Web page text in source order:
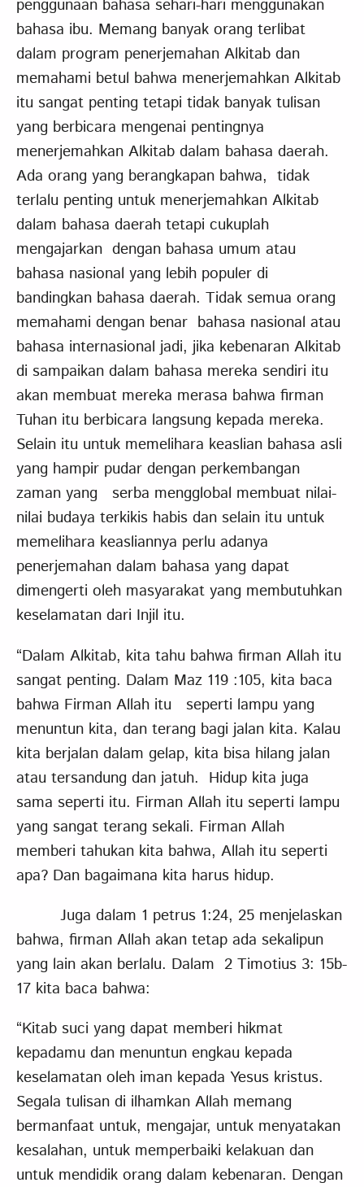
penggunaan bahasa sehari-hari menggunakan
bahasa ibu. Memang banyak orang terlibat
dalam program penerjemahan Alkitab dan
memahami betul bahwa menerjemahkan Alkitab
itu sangat penting tetapi tidak banyak tulisan
yang berbicara mengenai pentingnya
menerjemahkan Alkitab dalam bahasa daerah.
Ada orang yang berangkapan bahwa, tidak
terlalu penting untuk menerjemahkan Alkitab
dalam bahasa daerah tetapi cukuplah
mengajarkan dengan bahasa umum atau
bahasa nasional yang lebih populer di
bandingkan bahasa daerah. Tidak semua orang
memahami dengan benar bahasa nasional atau
bahasa internasional jadi, jika kebenaran Alkitab
di sampaikan dalam bahasa mereka sendiri itu
akan membuat mereka merasa bahwa firman
Tuhan itu berbicara langsung kepada mereka.
Selain itu untuk memelihara keaslian bahasa asli
yang hampir pudar dengan perkembangan
zaman yang serba mengglobal membuat nilai-
nilai budaya terkikis habis dan selain itu untuk
memelihara keasliannya perlu adanya
penerjemahan dalam bahasa yang dapat
dimengerti oleh masyarakat yang membutuhkan
keselamatan dari Injil itu.
“Dalam Alkitab, kita tahu bahwa firman Allah itu
sangat penting. Dalam Maz 119 :105, kita baca
bahwa Firman Allah itu seperti lampu yang
menuntun kita, dan terang bagi jalan kita. Kalau
kita berjalan dalam gelap, kita bisa hilang jalan
atau tersandung dan jatuh. Hidup kita juga
sama seperti itu. Firman Allah itu seperti lampu
yang sangat terang sekali. Firman Allah
memberi tahukan kita bahwa, Allah itu seperti
apa? Dan bagaimana kita harus hidup.
Juga dalam 1 petrus 1:24, 25 menjelaskan
bahwa, firman Allah akan tetap ada sekalipun
yang lain akan berlalu. Dalam 2 Timotius 3: 15b-
17 kita baca bahwa:
“Kitab suci yang dapat memberi hikmat
kepadamu dan menuntun engkau kepada
keselamatan oleh iman kepada Yesus kristus.
Segala tulisan di ilhamkan Allah memang
bermanfaat untuk, mengajar, untuk menyatakan
kesalahan, untuk memperbaiki kelakuan dan
untuk mendidik orang dalam kebenaran. Dengan